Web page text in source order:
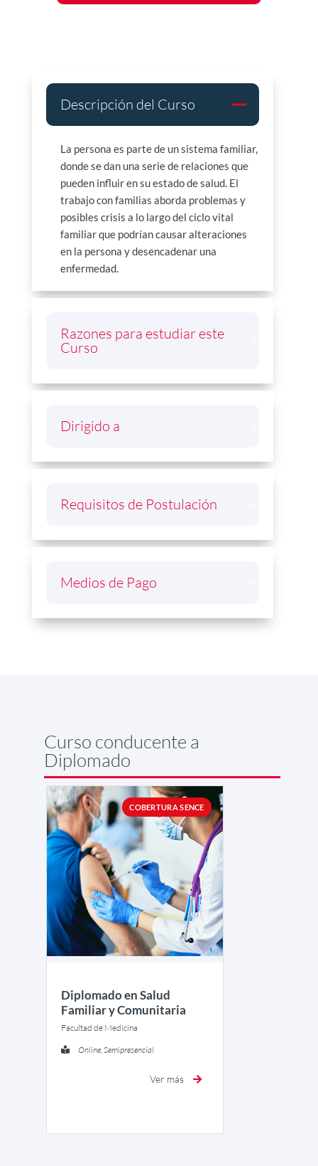
Descripción del Curso
La persona es parte de un sistema familiar,
donde se dan una serie de relaciones que
pueden influir en su estado de salud. El
trabajo con familias aborda problemas y
posibles crisis a lo largo del ciclo vital
familiar que podrían causar alteraciones
en la persona y desencadenar una
enfermedad.
Razones para estudiar este
Curso
Dirigido a
Requisitos de Postulación
Medios de Pago
Curso conducente a
Diplomado
COBERTURA SENCE
Diplomado en Salud
Familiar y Comunitaria
Facultad de Medicina
Online, Semipresencial
Ver más